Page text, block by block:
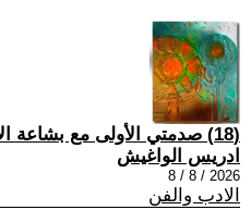
(18) صدمتي الأولى مع بشاعة الاحتلال في سبتة..!!
ادريس الواغيش
2026 / 8 / 8
الادب والفن